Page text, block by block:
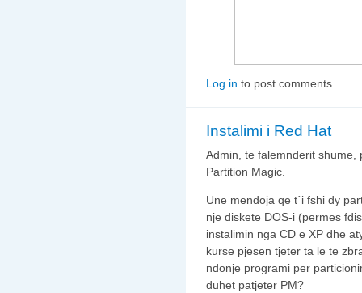
Log in to post comments
Instalimi i Red Hat
Admin, te falemnderit
Partition Magic.
Une mendoja qe t´i fshi dy
nje diskete DOS-i (permes
instalimin nga CD e XP dhe
kurse pjesen tjeter ta le te
ndonje programi per
duhet patjeter PM?